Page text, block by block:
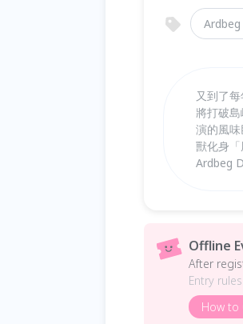
又到了
將打破
演的風
獸化身
Ardbeg
Offline
After
Entry
How to